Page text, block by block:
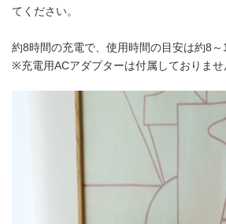
てください。
約8時間の充電で、使用時間の目安は約8～
※充電用ACアダプターは付属しておりませ